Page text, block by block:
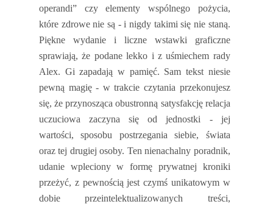
operandi” czy elementy wspólnego pożycia,
które zdrowe nie są - i nigdy takimi się nie staną.
Piękne wydanie i liczne wstawki graficzne
sprawiają, że podane lekko i z uśmiechem rady
Alex. Gi zapadają w pamięć. Sam tekst niesie
pewną magię - w trakcie czytania przekonujesz
się, że przynosząca obustronną satysfakcję relacja
uczuciowa zaczyna się od jednostki - jej
wartości, sposobu postrzegania siebie, świata
oraz tej drugiej osoby. Ten nienachalny poradnik,
udanie wpleciony w formę prywatnej kroniki
przeżyć, z pewnością jest czymś unikatowym w
dobie przeintelektualizowanych treści,